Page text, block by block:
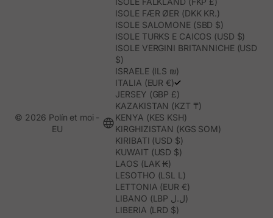
ISOLE FÆR ØER (DKK KR.)
ISOLE SALOMONE (SBD $)
ISOLE TURKS E CAICOS (USD $)
ISOLE VERGINI BRITANNICHE (USD
$)
ISRAELE (ILS ₪)
ITALIA (EUR €)
JERSEY (GBP £)
KAZAKISTAN (KZT ₸)
KENYA (KES KSH)
KIRGHIZISTAN (KGS SOM)
KIRIBATI (USD $)
KUWAIT (USD $)
LAOS (LAK ₭)
LESOTHO (LSL L)
LETTONIA (EUR €)
LIBANO (LBP ل.ل)
LIBERIA (LRD $)
© 2026 Polín et moi -
EU